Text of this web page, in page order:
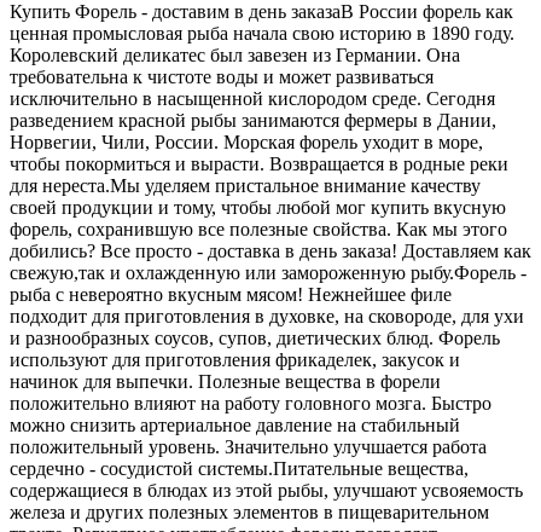
Купить Форель - доставим в день заказаВ России форель как
ценная промысловая рыба начала свою историю в 1890 году.
Королевский деликатес был завезен из Германии. Она
требовательна к чистоте воды и может развиваться
исключительно в насыщенной кислородом среде. Сегодня
разведением красной рыбы занимаются фермеры в Дании,
Норвегии, Чили, России. Морская форель уходит в море,
чтобы покормиться и вырасти. Возвращается в родные реки
для нереста.Мы уделяем пристальное внимание качеству
своей продукции и тому, чтобы любой мог купить вкусную
форель, сохранившую все полезные свойства. Как мы этого
добились? Все просто - доставка в день заказа! Доставляем как
свежую,так и охлажденную или замороженную рыбу.Форель -
рыба с невероятно вкусным мясом! Нежнейшее филе
подходит для приготовления в духовке, на сковороде, для ухи
и разнообразных соусов, супов, диетических блюд. Форель
используют для приготовления фрикаделек, закусок и
начинок для выпечки. Полезные вещества в форели
положительно влияют на работу головного мозга. Быстро
можно снизить артериальное давление на стабильный
положительный уровень. Значительно улучшается работа
сердечно - сосудистой системы.Питательные вещества,
содержащиеся в блюдах из этой рыбы, улучшают усвояемость
железа и других полезных элементов в пищеварительном